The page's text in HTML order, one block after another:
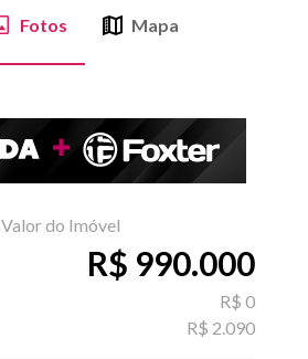
Fotos Mapa
Valor do Imóvel
R$ 990.000
R$ 0
R$ 2.090